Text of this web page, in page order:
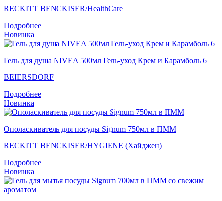
RECKITT BENCKISER/НealthСare
Подробнее
Новинка
Гель для душа NIVEA 500мл Гель-уход Крем и Карамболь 6
BEIERSDORF
Подробнее
Новинка
Ополаскиватель для посуды Signum 750мл в ПММ
RECKITT BENCKISER/HYGIENE (Хайджен)
Подробнее
Новинка